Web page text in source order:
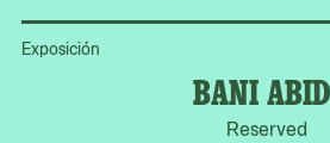
Exposición
BANI
Reserved